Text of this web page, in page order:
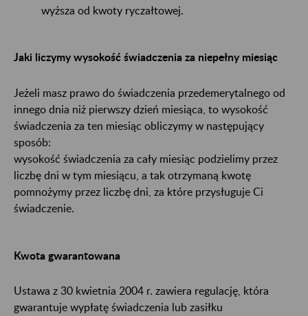
wyższa od kwoty ryczałtowej.
Jaki liczymy wysokość świadczenia za niepełny miesiąc
Jeżeli masz prawo do świadczenia przedemerytalnego od
innego dnia niż pierwszy dzień miesiąca, to wysokość
świadczenia za ten miesiąc obliczymy w następujący
sposób:
wysokość świadczenia za cały miesiąc podzielimy przez
liczbę dni w tym miesiącu, a tak otrzymaną kwotę
pomnożymy przez liczbę dni, za które przysługuje Ci
świadczenie.
Kwota gwarantowana
Ustawa z 30 kwietnia 2004 r. zawiera regulację, która
gwarantuje wypłatę świadczenia lub zasiłku